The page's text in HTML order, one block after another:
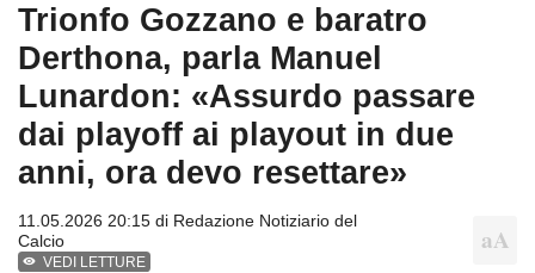
Trionfo Gozzano e baratro
Derthona, parla Manuel
Lunardon: «Assurdo passare
dai playoff ai playout in due
anni, ora devo resettare»
11.05.2026 20:15 di Redazione Notiziario del
Calcio
VEDI LETTURE